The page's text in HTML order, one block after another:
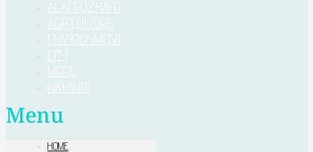
ALAPPUZHA-D
AGRICULTURE
ENVIRONMENT
CITY
MORE
NKHINDI
Menu
HOME